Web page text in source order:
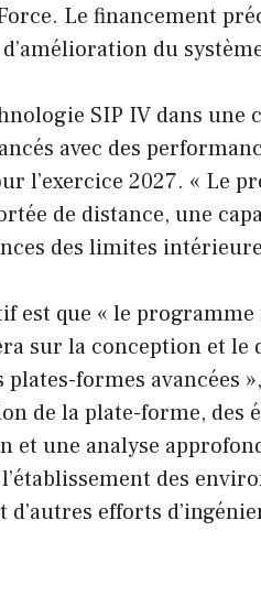
Le financement
du
SIP IV dans
avec des
l’exercice 2027. « Le
de distance, une
des limites
est que « le
sur la conception et le
formes avancées
de la plate-forme, des
et une analyse
des
efforts